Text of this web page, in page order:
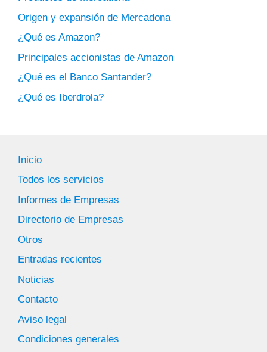
Origen y expansión de Mercadona
¿Qué es Amazon?
Principales accionistas de Amazon
¿Qué es el Banco Santander?
¿Qué es Iberdrola?
Inicio
Todos los servicios
Informes de Empresas
Directorio de Empresas
Otros
Entradas recientes
Noticias
Contacto
Aviso legal
Condiciones generales